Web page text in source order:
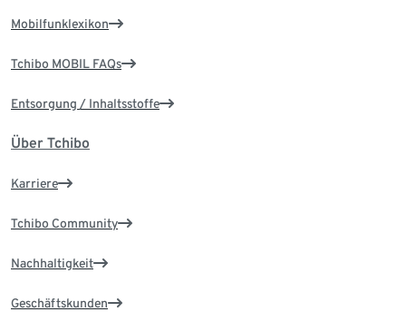
Mobilfunklexikon
Tchibo MOBIL FAQs
Entsorgung / Inhaltsstoffe
Über Tchibo
Karriere
Tchibo Community
Nachhaltigkeit
Geschäftskunden